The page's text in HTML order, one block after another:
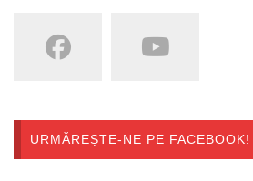
URMĂREȘTE-NE PE FACEBOOK!